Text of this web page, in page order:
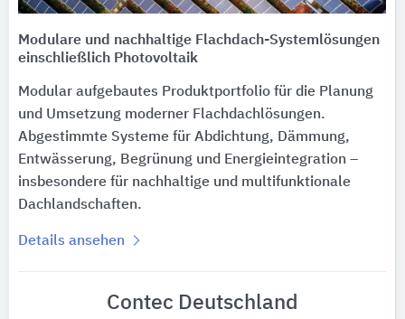
Modulare und nachhaltige Flachdach-Systemlösungen
einschließlich Photovoltaik
Modular aufgebautes Produktportfolio für die Planung
und Umsetzung moderner Flachdachlösungen.
Abgestimmte Systeme für Abdichtung, Dämmung,
Entwässerung, Begrünung und Energieintegration –
insbesondere für nachhaltige und multifunktionale
Dachlandschaften.
Details ansehen
Contec Deutschland